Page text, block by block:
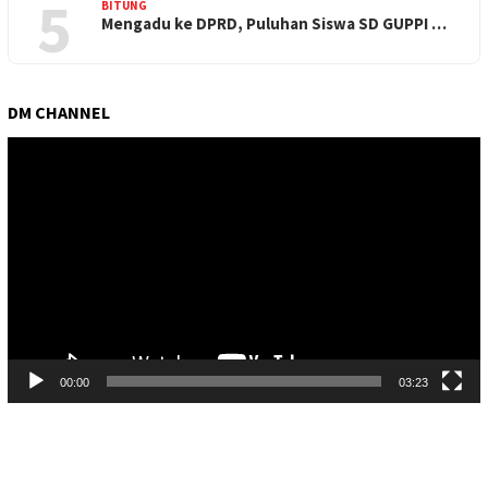
5 BITUNG
Mengadu ke DPRD, Puluhan Siswa SD GUPPI …
DM CHANNEL
00:00 03:23